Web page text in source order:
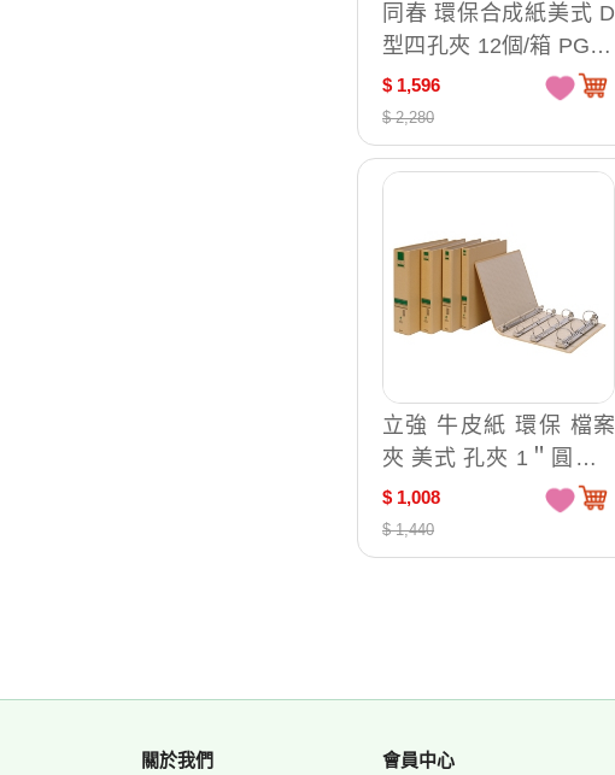
同春 環保合成紙美式 D
型四孔夾 12個/箱 PGF5
62L
$ 1,596
$ 2,280
立強 牛皮紙 環保 檔案
夾 美式 孔夾 1＂圓型 1
2個/箱 GR840
$ 1,008
$ 1,440
關於我們 會員中心